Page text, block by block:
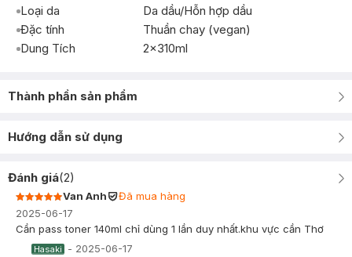
Loại da
Da dầu/Hỗn hợp dầu
Đặc tính
Thuần chay (vegan)
Dung Tích
2x310ml
Thành phần sản phẩm
Hướng dẫn sử dụng
Đánh giá(2)
Van Anh
Đã mua hàng
2025-06-17
Cần pass toner 140ml chỉ dùng 1 lần duy nhất.khu vực cần Thơ
Hasaki - 2025-06-17